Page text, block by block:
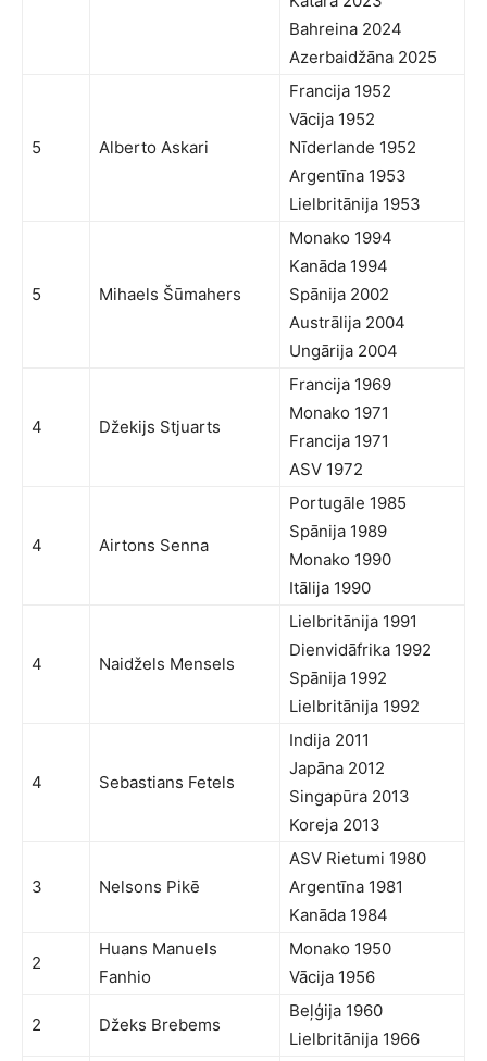
Bahreina 2024
Azerbaidžāna 2025
5 Alberto Askari
Francija 1952
Vācija 1952
Nīderlande 1952
Argentīna 1953
Lielbritānija 1953
5 Mihaels Šūmahers
Monako 1994
Kanāda 1994
Spānija 2002
Austrālija 2004
Ungārija 2004
4 Džekijs Stjuarts
Francija 1969
Monako 1971
Francija 1971
ASV 1972
4 Airtons Senna
Portugāle 1985
Spānija 1989
Monako 1990
Itālija 1990
4 Naidžels Mensels
Lielbritānija 1991
Dienvidāfrika 1992
Spānija 1992
Lielbritānija 1992
4 Sebastians Fetels
Indija 2011
Japāna 2012
Singapūra 2013
Koreja 2013
3 Nelsons Pikē
ASV Rietumi 1980
Argentīna 1981
Kanāda 1984
2
Huans Manuels
Fanhio
Monako 1950
Vācija 1956
2 Džeks Brebems
Beļģija 1960
Lielbritānija 1966